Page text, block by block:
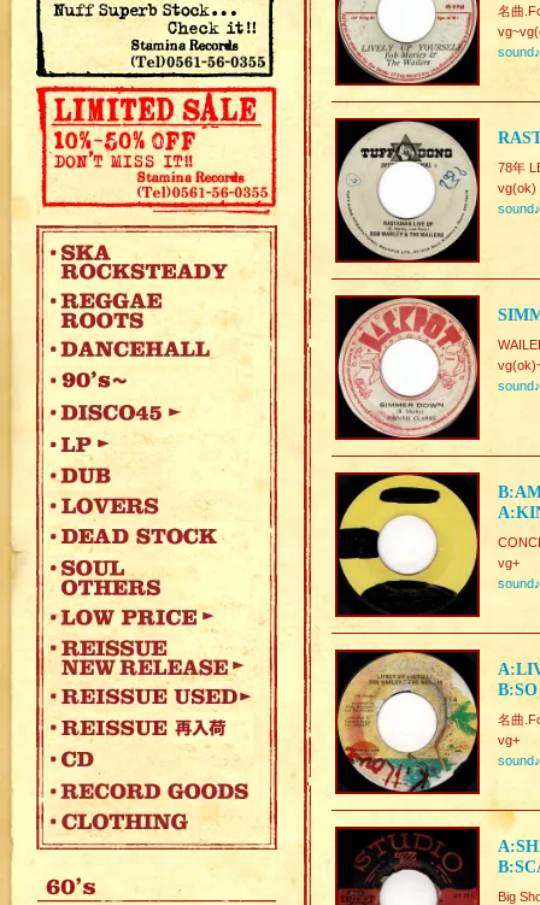
名曲
sound♪
78年
vg(ok)
sound♪
sound♪
vg+
sound♪
名曲
vg+
sound♪
Big